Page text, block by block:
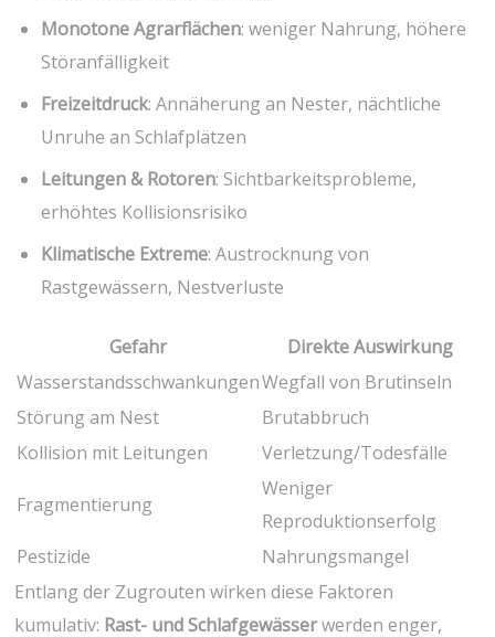
Monotone Agrarflächen:‌ weniger Nahrung, höhere ​
Störanfälligkeit
Freizeitdruck: Annäherung an Nester, nächtliche
Unruhe an Schlafplätzen
Leitungen‌ & Rotoren: Sichtbarkeitsprobleme,
⁣erhöhtes Kollisionsrisiko
Klimatische Extreme: Austrocknung von
Rastgewässern, Nestverluste
Gefahr
Direkte Auswirkung
WasserstandsschwankungenWegfall von Brutinseln
Störung am Nest
Brutabbruch
Kollision mit‌ Leitungen
Verletzung/Todesfälle
Fragmentierung
Weniger
Reproduktionserfolg
Pestizide
Nahrungsmangel
Entlang der Zugrouten wirken diese Faktoren
kumulativ: Rast- und Schlafgewässerwerden enger,